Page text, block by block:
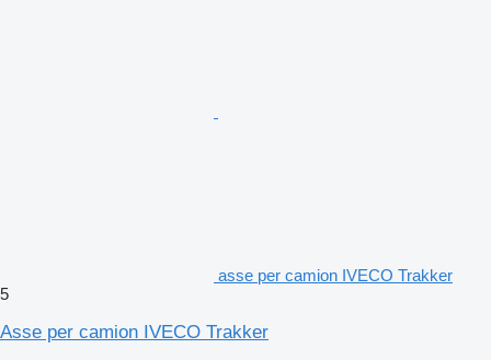
asse per camion IVECO Trakker
5
Asse per camion IVECO Trakker